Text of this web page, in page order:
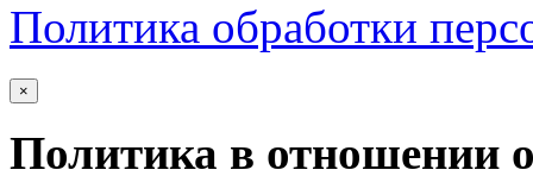
Политика обработки
×
Политика в отношении